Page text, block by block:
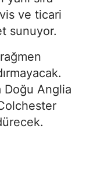
ve ticari
sunuyor.
Doğu Anglia